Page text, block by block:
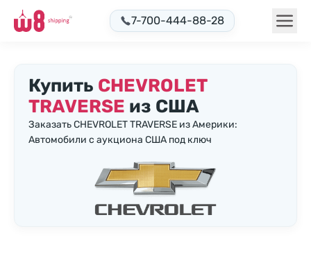
7-700-444-88-28
Купить CHEVROLET
TRAVERSE из США
Заказать CHEVROLET TRAVERSE из Америки:
Автомобили с аукциона США под ключ